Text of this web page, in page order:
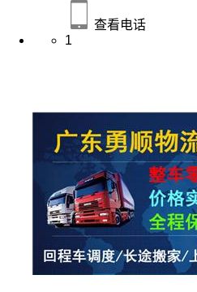
查看电话
1